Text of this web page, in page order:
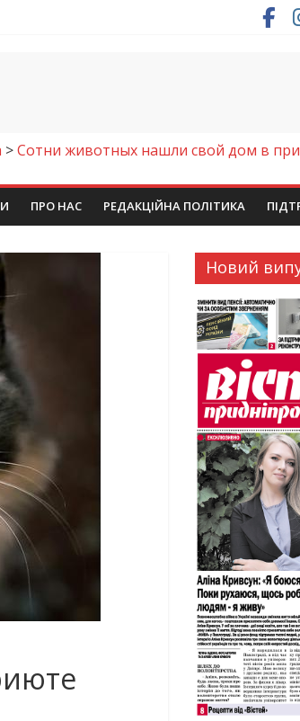
>Сотни животных нашли свой дом в
ПРО НАС РЕДАКЦІЙНА ПОЛІТИКА
Новий